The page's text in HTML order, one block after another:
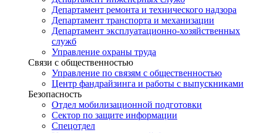
Департамент ремонта и технического надзора
Департамент транспорта и механизации
Департамент эксплуатационно-хозяйственных
служб
Управление охраны труда
Связи с общественностью
Управление по связям с общественностью
Центр фандрайзинга и работы с выпускниками
Безопасность
Отдел мобилизационной подготовки
Сектор по защите информации
Спецотдел